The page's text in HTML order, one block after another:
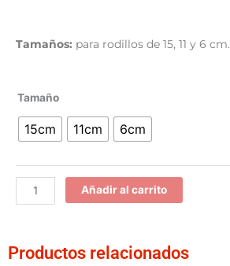
hasta
Tamaños: para rodillos de 15, 11 y 6 cm.
Tamaño
15cm 11cm 6cm
Varilla
rodillo
Añadir al carrito
Productos relacionados